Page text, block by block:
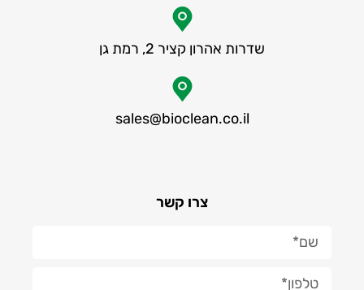
שדרות אהרון קציר 2, רמת גן
sales@bioclean.co.il
צרו קשר